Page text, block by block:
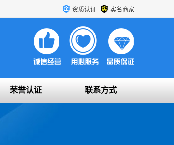
资质认证 实名商家
荣誉认证 联系方式